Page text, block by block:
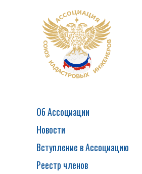
Об Ассоциации
Новости
Вступление в Ассоциацию
Реестр членов